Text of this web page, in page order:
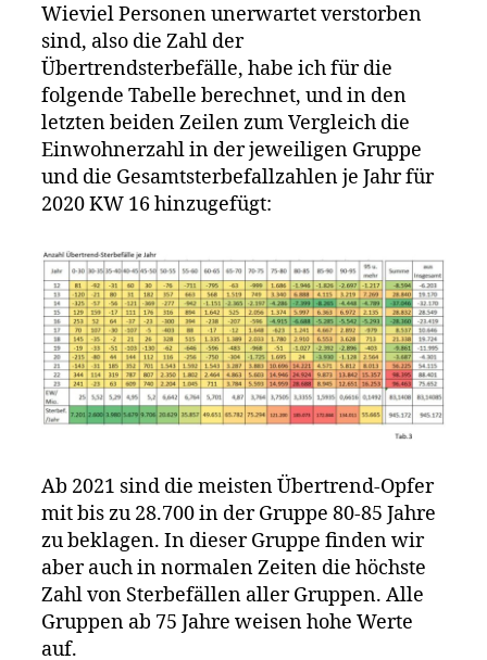
Wieviel Personen unerwartet verstorben
sind, also die Zahl der
Übertrendsterbefälle, habe ich für die
folgende Tabelle berechnet, und in den
letzten beiden Zeilen zum Vergleich die
Einwohnerzahl in der jeweiligen Gruppe
und die Gesamtsterbefallzahlen je Jahr für
2020 KW 16 hinzugefügt:
Ab 2021 sind die meisten Übertrend-Opfer
mit bis zu 28.700 in der Gruppe 80-85 Jahre
zu beklagen. In dieser Gruppe finden wir
aber auch in normalen Zeiten die höchste
Zahl von Sterbefällen aller Gruppen. Alle
Gruppen ab 75 Jahre weisen hohe Werte
auf.